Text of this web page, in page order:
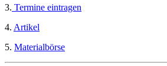
3. Termine eintragen
4. Artikel
5. Materialbörse